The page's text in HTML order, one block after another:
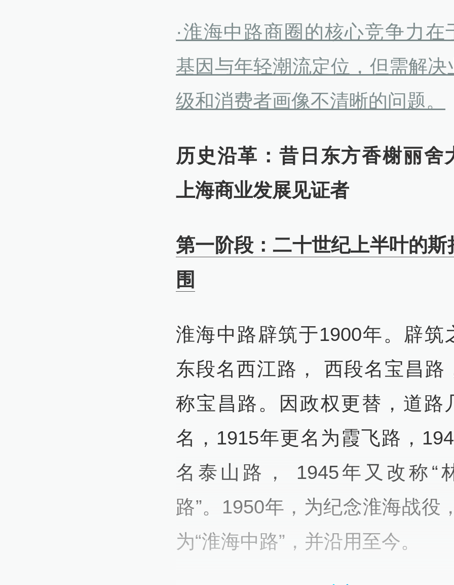
·淮海中路商圈的核心竞争力在
基因与年轻潮流定位，但需解决
级和消费者画像不清晰的问题。
历史沿革：昔日东方香榭丽舍
上海商业发展见证者
第一阶段：二十世纪上半叶的斯
围
淮海中路辟筑于1900年。辟筑
东段名西江路， 西段名宝昌路
称宝昌路。因政权更替，道路
名，1915年更名为霞飞路，
名泰山路， 1945年又改称“
路”。1950年，为纪念淮海战役
为“淮海中路”，并沿用至今。